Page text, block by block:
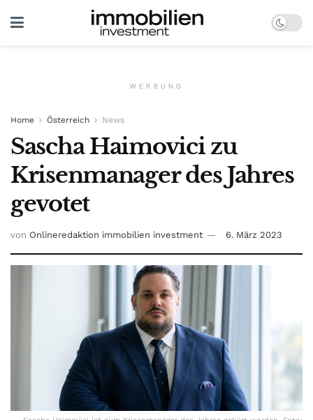
WERBUNG
Home Österreich News
Sascha Haimovici zu
Krisenmanager des Jahres
gevotet
von Onlineredaktion immobilien investment 6. März 2023